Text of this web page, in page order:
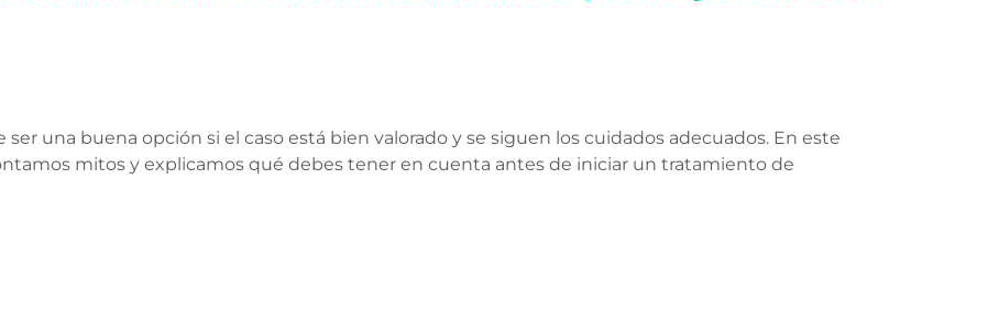
una buena opción si el caso está bien valorado y se siguen los cuidados adecuados. En este
mitos y explicamos qué debes tener en cuenta antes de iniciar un tratamiento de